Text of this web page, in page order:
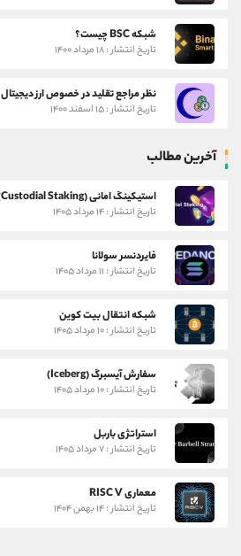
شبکه BSC چیست؟
تاریخ انتشار : ۱۸ مرداد ۱۴۰۰
نظر مراجع تقلید در خصوص ارز دیجیتال
تاریخ انتشار : ۱۵ اسفند ۱۴۰۰
آخرین مطالب
استیکینگ امانی (Custodial Staking)
تاریخ انتشار : ۱۴ مرداد ۱۴۰۵
فایردنسر سولانا
تاریخ انتشار : ۱۱ مرداد ۱۴۰۵
شبکه انتقال بیت کوین
تاریخ انتشار : ۱۰ مرداد ۱۴۰۵
سفارش آیسبرگ (Iceberg)
تاریخ انتشار : ۱۰ مرداد ۱۴۰۵
استراتژی باربل
تاریخ انتشار : ۷ مرداد ۱۴۰۵
معماری RISC V
تاریخ انتشار : ۱۴ بهمن ۱۴۰۴